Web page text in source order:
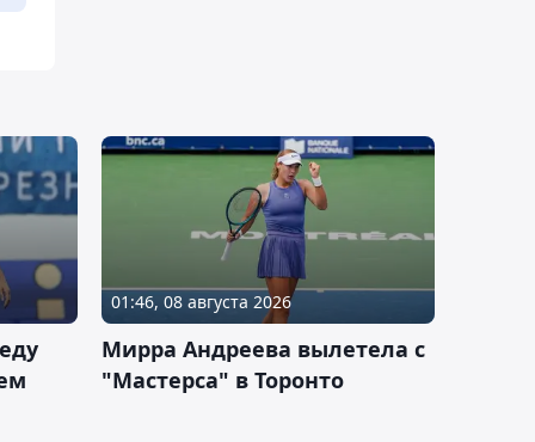
01:46, 08 августа 2026
Мирра Андреева вылетела с
"Мастерса" в Торонто